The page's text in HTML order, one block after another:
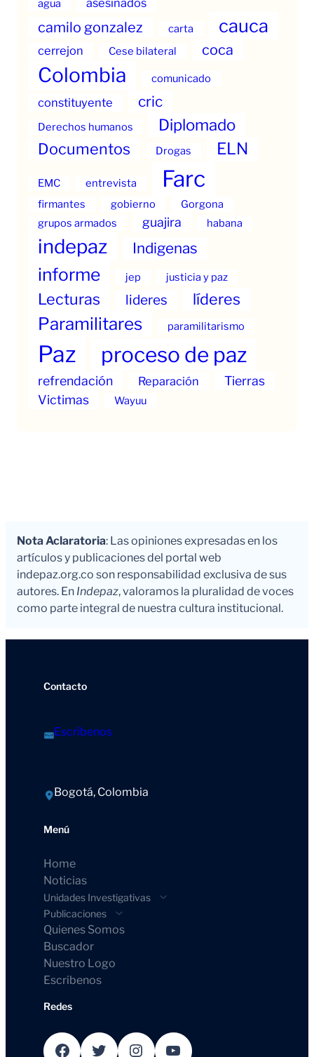
agua
camilo gonzalez carta cauca
cerrejon Cese bilateral coca
Colombia comunicado
constituyente cric
Derechos humanos Diplomado
Documentos Drogas ELN
EMC entrevista Farc
firmantes gobierno
Gorgona
grupos armados
guajira habana
indepaz Indigenas
informe jep justicia y paz
Lecturas lideres líderes
Paramilitares paramilitarismo
Paz proceso de paz
refrendación Reparación
Tierras
Victimas
Wayuu
Nota Aclaratoria: Las opiniones expresadas en los
artículos y publicaciones del portal web
indepaz.org.co son responsabilidad exclusiva de sus
autores. En Indepaz, valoramos la pluralidad de voces
como parte integral de nuestra cultura institucional.
Contacto
Escríbenos
Bogotá, Colombia
Menú
Home
Noticias
Unidades Investigativas
Publicaciones
Quienes Somos
Buscador
Nuestro Logo
Escribenos
Redes
Facebook Twitter Instagram YouTube